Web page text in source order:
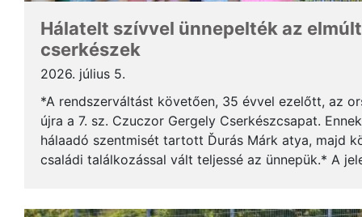
Hálatelt szívvel ünnepelték az
cserkészek
2026. július 5.
*A rendszerváltást követően, 35 évvel ezelőtt, az
újra a 7. sz. Czuczor Gergely Cserkészcsapat.
hálaadó szentmisét tartott Ďurás Márk atya, majd
családi találkozással vált teljessé az ünnepük.* A